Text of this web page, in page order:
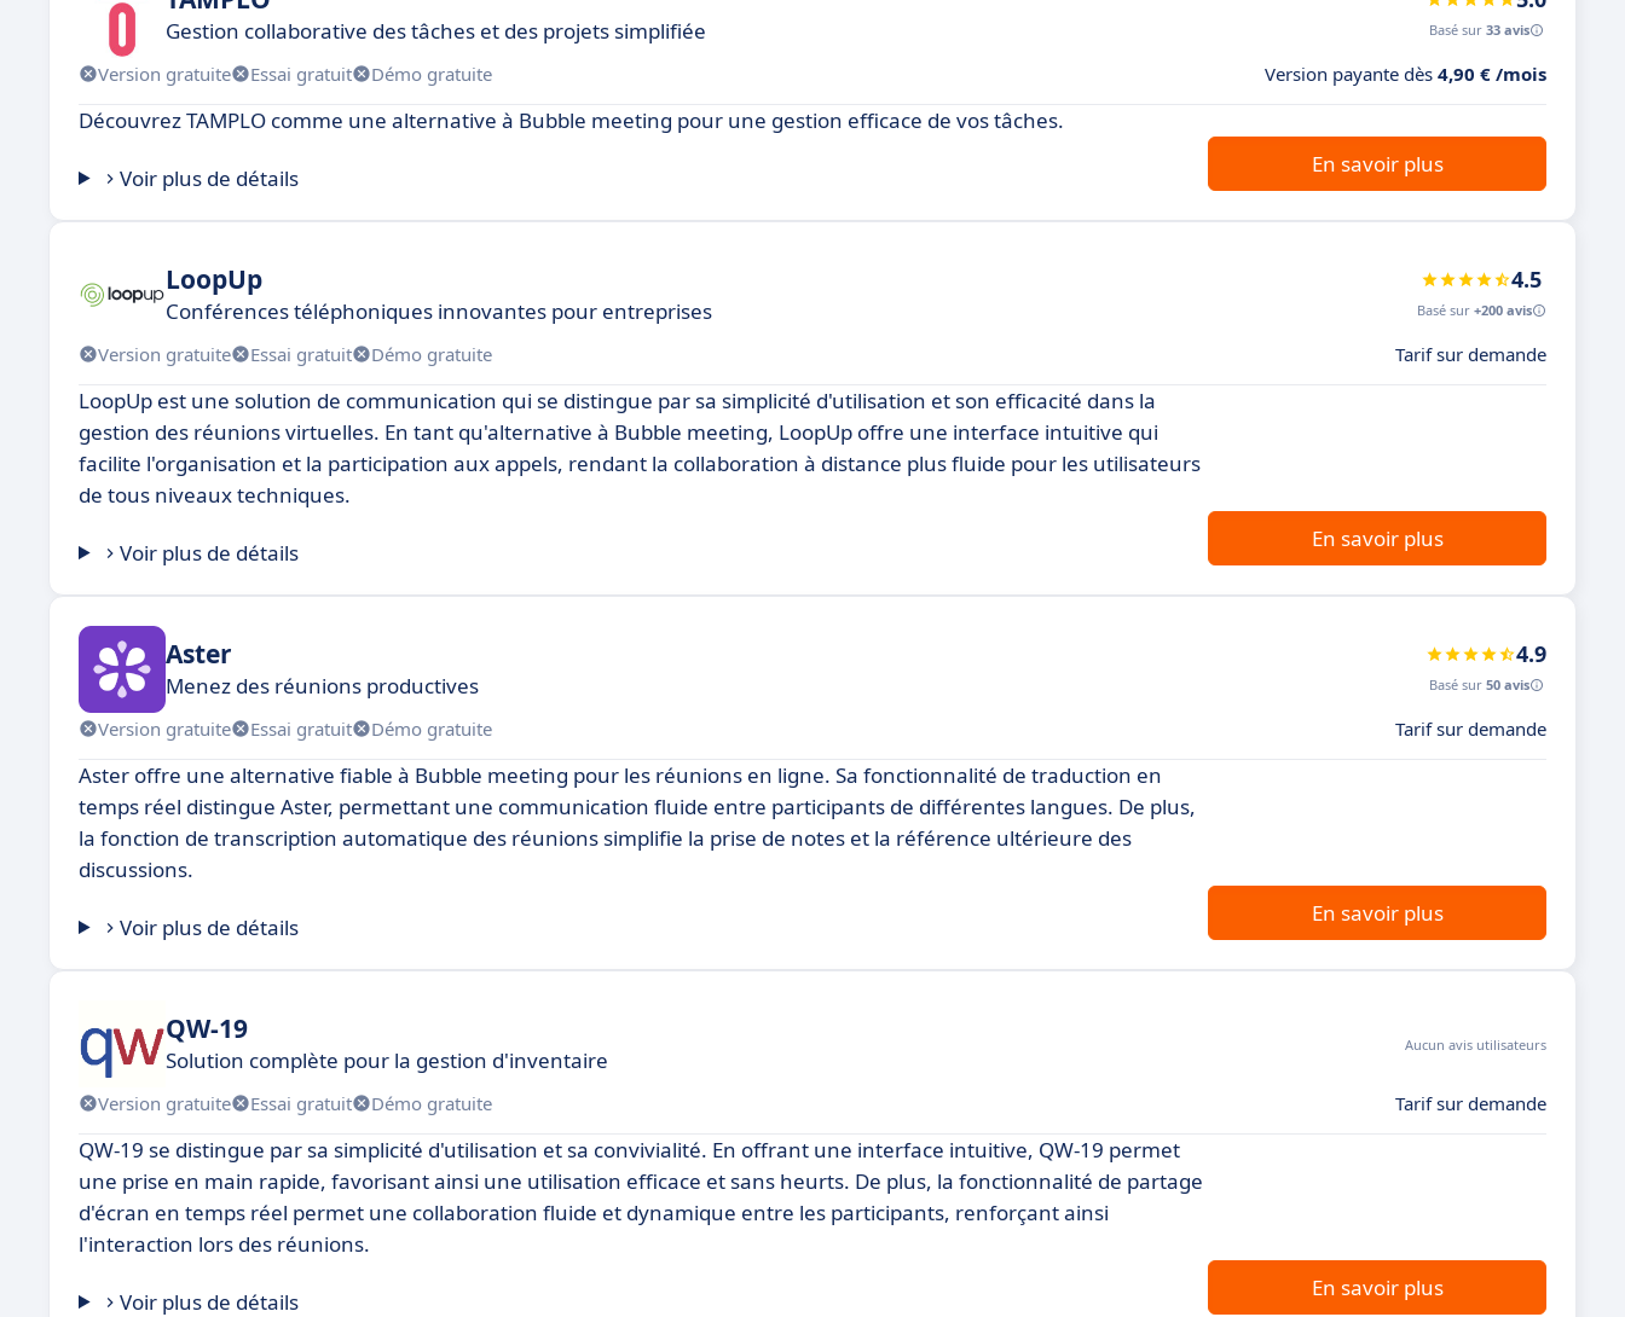
Gestion collaborative des tâches et des projets simplifiée Basé sur 33 avis
Version gratuite Essai gratuit Démo gratuite Version payante dès 4,90 € /mois
Découvrez TAMPLO comme une alternative à Bubble meeting pour une gestion efficace de vos tâches.
Voir plus de détails
En savoir plus
LoopUp
Conférences téléphoniques innovantes pour entreprises
4.5
Basé sur +200 avis
Version gratuite Essai gratuit Démo gratuite Tarif sur demande
LoopUp est une solution de communication qui se distingue par sa simplicité d'utilisation et son efficacité dans la
gestion des réunions virtuelles. En tant qu'alternative à Bubble meeting, LoopUp offre une interface intuitive qui
facilite l'organisation et la participation aux appels, rendant la collaboration à distance plus fluide pour les utilisateurs
de tous niveaux techniques.
Voir plus de détails
En savoir plus
Aster
Menez des réunions productives
4.9
Basé sur 50 avis
Version gratuite Essai gratuit Démo gratuite Tarif sur demande
Aster offre une alternative fiable à Bubble meeting pour les réunions en ligne. Sa fonctionnalité de traduction en
temps réel distingue Aster, permettant une communication fluide entre participants de différentes langues. De plus,
la fonction de transcription automatique des réunions simplifie la prise de notes et la référence ultérieure des
discussions.
Voir plus de détails
En savoir plus
QW-19
Solution complète pour la gestion d'inventaire
Aucun avis utilisateurs
Version gratuite Essai gratuit Démo gratuite Tarif sur demande
QW-19 se distingue par sa simplicité d'utilisation et sa convivialité. En offrant une interface intuitive, QW-19 permet
une prise en main rapide, favorisant ainsi une utilisation efficace et sans heurts. De plus, la fonctionnalité de partage
d'écran en temps réel permet une collaboration fluide et dynamique entre les participants, renforçant ainsi
l'interaction lors des réunions.
Voir plus de détails
En savoir plus